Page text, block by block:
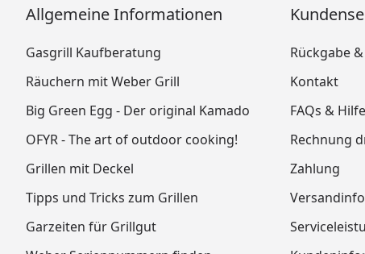
Allgemeine Informationen
Gasgrill Kaufberatung
Räuchern mit Weber Grill
Big Green Egg - Der original Kamado
OFYR - The art of outdoor cooking!
Grillen mit Deckel
Tipps und Tricks zum Grillen
Garzeiten für Grillgut
Rückgabe
Kontakt
FAQs & Hilfe
Rechnung
Zahlung